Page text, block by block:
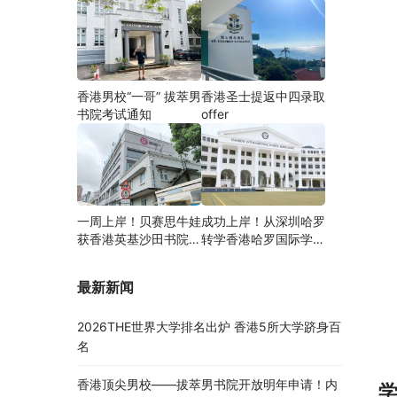
香港男校“一哥” 拔萃男
书院考试通知
香港圣士提返中四录取
offer
一周上岸！贝赛思牛娃
获香港英基沙田书院录
成功上岸！从深圳哈罗
转学香港哈罗国际学
最新新闻
2026THE世界大学排名出炉 香港5所大学跻身百
名
香港顶尖男校——拔萃男书院开放明年申请！内